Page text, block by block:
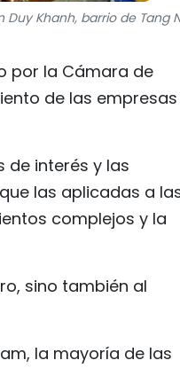
Khanh, barrio de Tang
por la Cámara de
de las
de interés y las
las aplicadas a
complejos y la
sino también al
la mayoría de las